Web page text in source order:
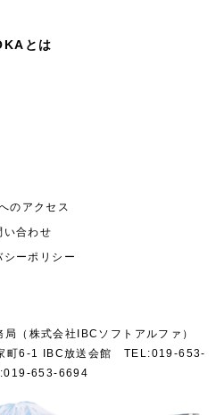
とは
のアクセス
い合わせ
シーポリシー
（株式会社IBCソフトアルファ）
町6-1 IBC放送会館 TEL:019-653-
653-6694